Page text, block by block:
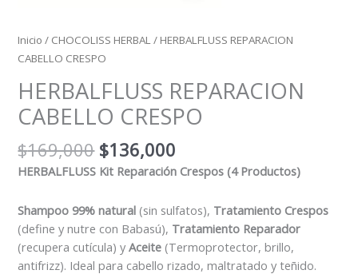
Inicio / CHOCOLISS HERBAL/ HERBALFLUSS REPARACION
CABELLO CRESPO
HERBALFLUSS REPARACION
CABELLO CRESPO
$169,000 $136,000
HERBALFLUSS Kit Reparación Crespos (4 Productos)
Shampoo 99% natural (sin sulfatos), Tratamiento Crespos
(define y nutre con Babasú), Tratamiento Reparador
(recupera cutícula) yAceite (Termoprotector, brillo,
antifrizz). Ideal para cabello rizado, maltratado y teñido.